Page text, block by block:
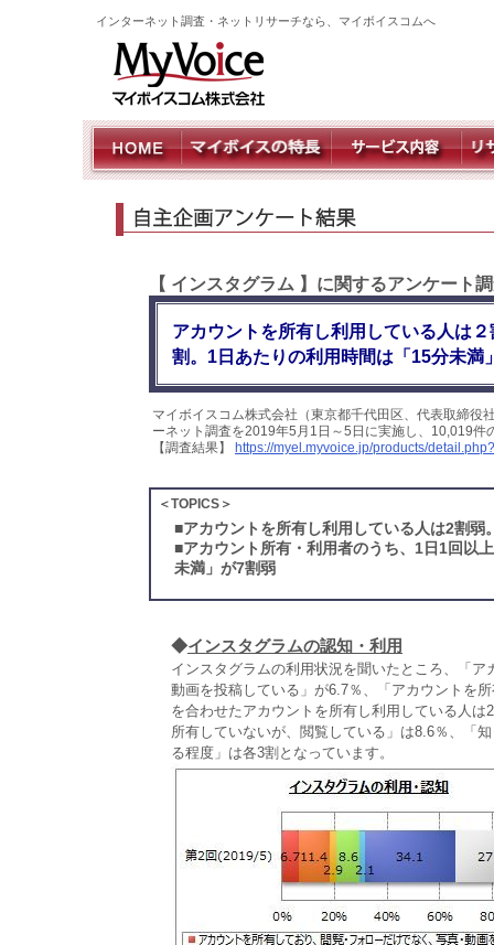
インターネット調査・ネットリサーチなら、マイボイスコムへ
【 インスタグラム 】に関するアンケート
アカウントを所有し利用している人は
割。1日あたりの利用時間は「15分未満
マイボイスコム株式会社（東京都千代田区、代表取締役
ーネット調査を2019年5月1日～5日に実施し、10,019
【調査結果】
https://myel.myvoice.jp/products/
＜TOPICS＞
■アカウントを所有し利用している人は2割
■アカウント所有・利用者のうち、1日1回以
未満」が7割弱
◆インスタグラムの認知・利用
インスタグラムの利用状況を聞いたところ、「
動画を投稿している」が6.7％、「アカウントを
を合わせたアカウントを所有し利用している人
所有していないが、閲覧している」は8.6％、「
る程度」は各3割となっています。